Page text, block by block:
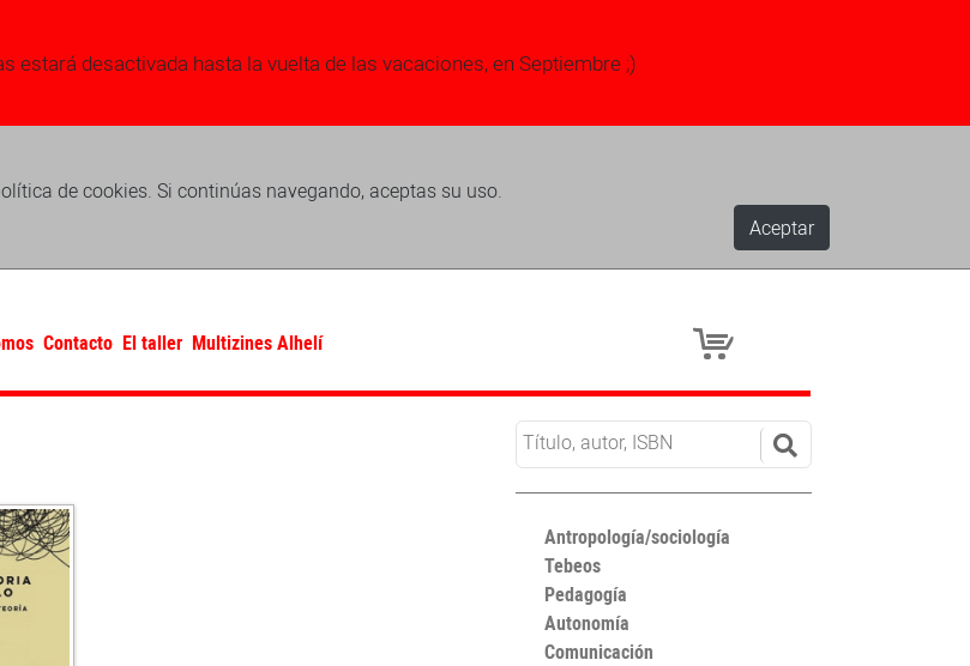
estará desactivada hasta la vuelta de las vacaciones, en Septiembre ;)
de cookies. Si continúas navegando, aceptas su uso.
Aceptar
Contacto El taller Multizines Alhelí
Antropología/sociología
Tebeos
Pedagogía
Autonomía
Comunicación